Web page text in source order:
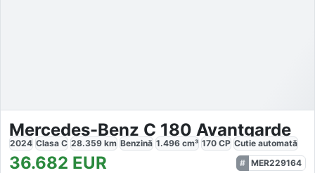
Mercedes-Benz C 180 Avantgarde
2024 Clasa C 28.359 km Benzină 1.496 cm³ 170 CP Cutie automată
36.682 EUR
MER229164